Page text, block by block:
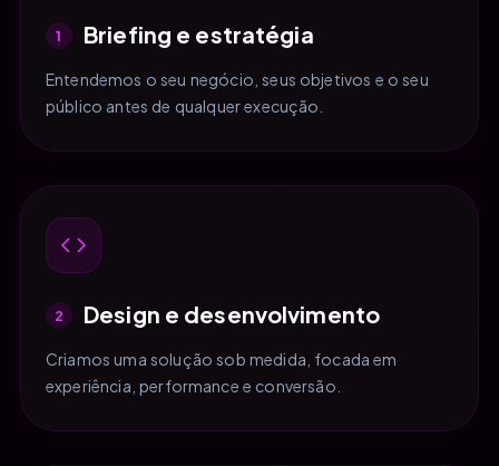
1 Briefing e estratégia
Entendemos o seu negócio, seus objetivos e o seu
público antes de qualquer execução.
2 Design e desenvolvimento
Criamos uma solução sob medida, focada em
experiência, performance e conversão.